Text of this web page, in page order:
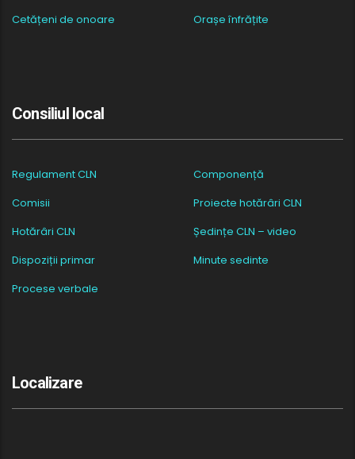
Cetățeni de onoare
Orașe înfrățite
Consiliul local
Regulament CLN
Componență
Comisii
Proiecte hotărâri CLN
Hotărâri CLN
Ședințe CLN – video
Dispoziții primar
Minute sedinte
Procese verbale
Localizare